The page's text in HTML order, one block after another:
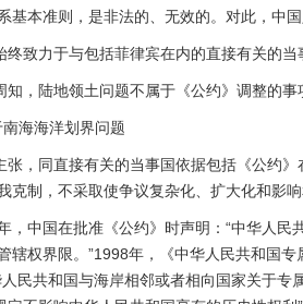
基本准则，是非法的、无效的。对此，中
力于与包括菲律宾在内的直接有关的当
陆地领土问题不属于《公约》调整的事
海海洋划界问题
同直接有关的当事国依据包括《公约》
克制，不采取使争议复杂化、扩大化和影
中国在批准《公约》时声明：“中华人民
辖权界限。”1998年，《中华人民共和国
人民共和国与海岸相邻或者相向国家关于